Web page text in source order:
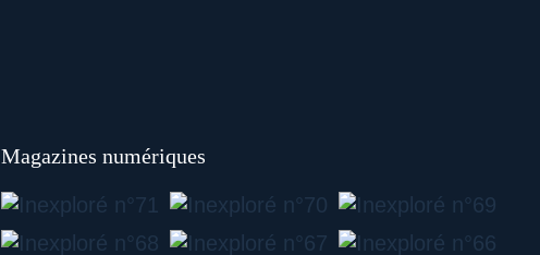
Magazines numériques